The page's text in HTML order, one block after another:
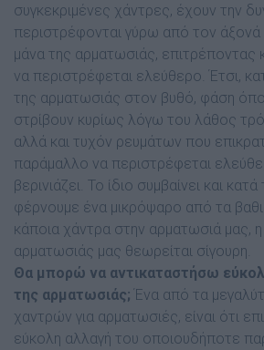
συγκεκριµένες χάντρες, έχουν την
περιστρέφονται γύρω από τον
µάνα της αρµατωσιάς, επιτρέποντας
να περιστρέφεται ελεύθερο. Έτσι,
της αρµατωσιάς στον βυθό, φάση
στρίβουν κυρίως λόγω του λάθος
αλλά και τυχόν ρευµάτων που
παράµαλλο να περιστρέφεται
βερινιάζει. Το ίδιο συµβαίνει και
φέρνουµε ένα µικρόψαρο από τα
κάποια χάντρα στην αρµατωσιά µας,
αρµατωσιάς µας θεωρείται σίγουρη.
Θα µπορώ να αντικαταστήσω
της αρματωσιάς; Ένα από τα
χαντρών για αρµατωσιές, είναι ότι
εύκολη αλλαγή του οποιουδήποτε